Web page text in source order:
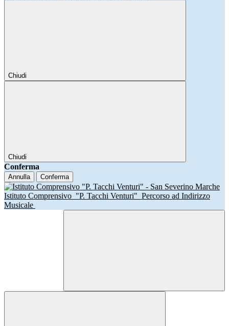
Chiudi
Chiudi
Conferma
Annulla Conferma
Istituto Comprensivo "P. Tacchi Venturi" Percorso ad Indirizzo
Musicale